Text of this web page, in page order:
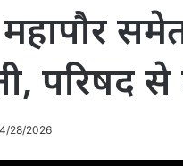
परिषद से
28/2026